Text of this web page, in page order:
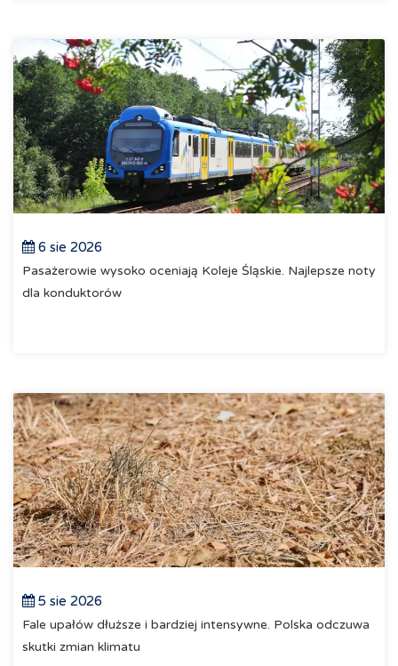
6 sie 2026
Pasażerowie wysoko oceniają Koleje Śląskie. Najlepsze noty
dla konduktorów
5 sie 2026
Fale upałów dłuższe i bardziej intensywne. Polska odczuwa
skutki zmian klimatu